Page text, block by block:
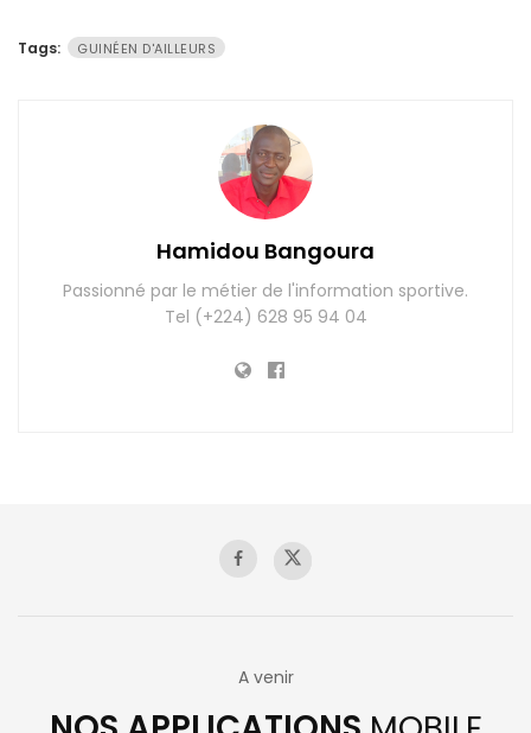
Tags: GUINÉEN D'AILLEURS
Hamidou Bangoura
Passionné par le métier de l'information sportive.
Tel (+224) 628 95 94 04
A venir